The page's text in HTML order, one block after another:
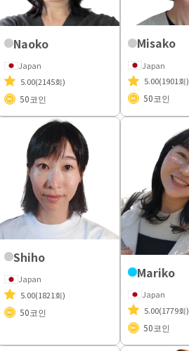
Naoko
Japan
5.00(2145회)
50코인
Misako
Japan
5.00(1901회)
50코인
Shiho
Japan
5.00(1821회)
50코인
Mariko
Japan
5.00(1779회)
50코인